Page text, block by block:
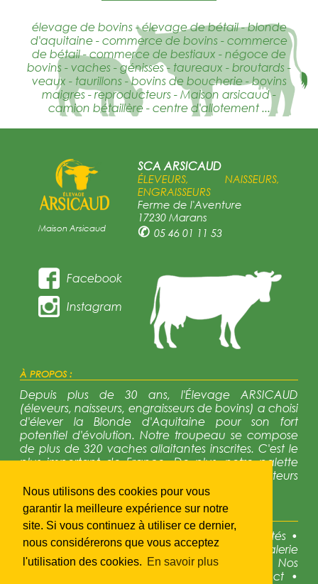
Nous utilisons des cookies pour vous
garantir la meilleure expérience sur notre
site. Si vous continuez à utiliser ce dernier,
nous considérerons que vous acceptez
l'utilisation des cookies. En savoir plus
élevage de bovins - élevage de bétail - blonde
d'aquitaine - commerce de bovins - commerce
de bétail - commerce de bestiaux - négoce de
bovins - vaches - génisses - taureaux - broutards -
veaux - taurillons - bovins de boucherie - bovins
maigres - reproducteurs - Maison arsicaud -
camion bétaillère - centre d'allotement ...
Maison Arsicaud
SCA ARSICAUD
ÉLEVEURS, NAISSEURS,
ENGRAISSEURS
Ferme de l'Aventure
17230 Marans
✆ 05 46 01 11 53
Facebook
Instagram
À PROPOS :
Depuis plus de 30 ans, l'Élevage ARSICAUD
(éleveurs, naisseurs, engraisseurs de bovins) a choisi
d'élever la Blonde d'Aquitaine pour son fort
potentiel d'évolution. Notre troupeau se compose
de plus de 320 vaches allaitantes inscrites. C'est le
plus important de France. De plus, notre palette
génétique est trés diversifiée avec 12 reproducteurs
en activité régulièrement renouvelés.
NAVIGATION :
• La race Actualités •
Disponibles à la vente • Galerie photos
Galerie
photos
•Notre génétique• Concours •Nos
Contact •